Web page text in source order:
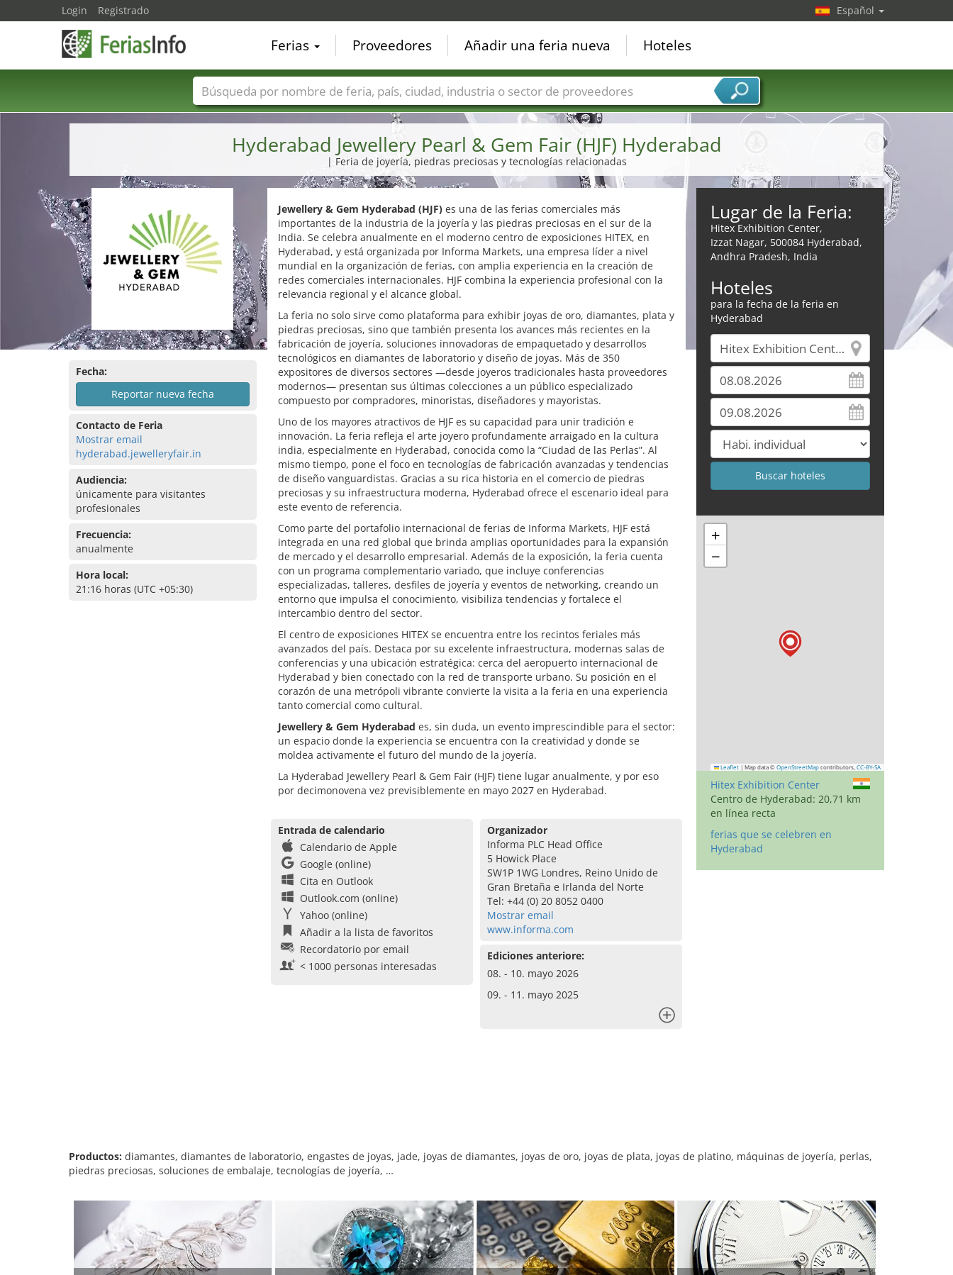
Hyderabad Jewellery Pearl & Gem Fair (HJF) Hyderabad
| Feria de joyería, piedras preciosas y tecnologías relacionadas
Fecha:
Reportar nueva fecha
Contacto de Feria
Mostrar email
hyderabad.jewelleryfair.in
Audiencia:
únicamente para visitantes
profesionales
Frecuencia:
anualmente
Hora local:
21:16 horas (UTC +05:30)
Jewellery & Gem Hyderabad (HJF)es una de las ferias comerciales más
importantes de la industria de la joyería y las piedras preciosas en el sur de la
India. Se celebra anualmente en el moderno centro de exposiciones HITEX, en
Hyderabad, y está organizada por Informa Markets, una empresa líder a nivel
mundial en la organización de ferias, con amplia experiencia en la creación de
redes comerciales internacionales. HJF combina la experiencia profesional con la
relevancia regional y el alcance global.
La feria no solo sirve como plataforma para exhibir joyas de oro, diamantes, plata y
piedras preciosas, sino que también presenta los avances más recientes en la
fabricación de joyería, soluciones innovadoras de empaquetado y desarrollos
tecnológicos en diamantes de laboratorio y diseño de joyas. Más de 350
expositores de diversos sectores —desde joyeros tradicionales hasta proveedores
modernos— presentan sus últimas colecciones a un público especializado
compuesto por compradores, minoristas, diseñadores y mayoristas.
Uno de los mayores atractivos de HJF es su capacidad para unir tradición e
innovación. La feria refleja el arte joyero profundamente arraigado en la cultura
india, especialmente en Hyderabad, conocida como la “Ciudad de las Perlas”. Al
mismo tiempo, pone el foco en tecnologías de fabricación avanzadas y tendencias
de diseño vanguardistas. Gracias a su rica historia en el comercio de piedras
preciosas y su infraestructura moderna, Hyderabad ofrece el escenario ideal para
este evento de referencia.
Como parte del portafolio internacional de ferias de Informa Markets, HJF está
integrada en una red global que brinda amplias oportunidades para la expansión
de mercado y el desarrollo empresarial. Además de la exposición, la feria cuenta
con un programa complementario variado, que incluye conferencias
especializadas, talleres, desfiles de joyería y eventos de networking, creando un
entorno que impulsa el conocimiento, visibiliza tendencias y fortalece el
intercambio dentro del sector.
El centro de exposiciones HITEX se encuentra entre los recintos feriales más
avanzados del país. Destaca por su excelente infraestructura, modernas salas de
conferencias y una ubicación estratégica: cerca del aeropuerto internacional de
Hyderabad y bien conectado con la red de transporte urbano. Su posición en el
corazón de una metrópoli vibrante convierte la visita a la feria en una experiencia
tanto comercial como cultural.
Jewellery & Gem Hyderabad es, sin duda, un evento imprescindible para el sector:
un espacio donde la experiencia se encuentra con la creatividad y donde se
moldea activamente el futuro del mundo de la joyería.
La Hyderabad Jewellery Pearl & Gem Fair (HJF) tiene lugar anualmente, y por eso
por decimonovena vez previsiblemente en mayo 2027 en Hyderabad.
Entrada de calendario
Calendario de Apple
Google (online)
Cita en Outlook
Outlook.com (online)
Yahoo (online)
Añadir a la lista de favoritos
Recordatorio por email
< 1000 personas interesadas
Organizador
Informa PLC Head Office
5 Howick Place
SW1P 1WG Londres, Reino Unido de
Gran Bretaña e Irlanda del Norte
Tel: +44 (0) 20 8052 0400
Mostrar email
www.informa.com
Ediciones anteriore:
08. - 10. mayo 2026
09. - 11. mayo 2025
Lugar de la Feria:
Hitex Exhibition Center,
Izzat Nagar, 500084 Hyderabad,
Andhra Pradesh, India
Hoteles
para la fecha de la feria en
Hyderabad
+
−
Leaflet | Map data © OpenStreetMap contributors, CC-BY-SA
Hitex Exhibition Center
Centro de Hyderabad: 20,71 km
en línea recta
ferias que se celebren en
Hyderabad
Productos: diamantes, diamantes de laboratorio, engastes de joyas, jade, joyas de diamantes, joyas de oro, joyas de plata, joyas de platino, máquinas de joyería, perlas,
piedras preciosas, soluciones de embalaje, tecnologías de joyería, …
Login Registrado Español
Ferias Proveedores Añadir una feria nueva Hoteles
Nombres de ferias Países Ciudades Sectores de ferias Sectores de proveedor de servicios